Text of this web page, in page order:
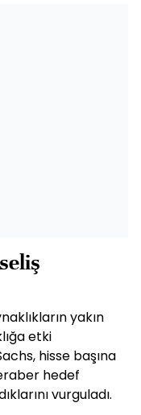
yakın
etki
hisse başına
hedef
vurguladı.